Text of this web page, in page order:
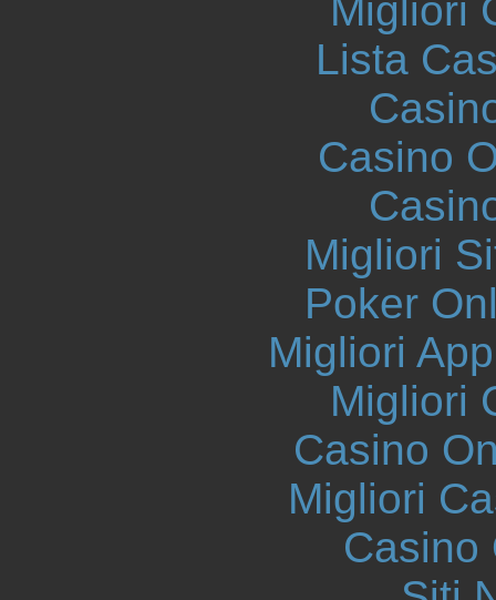
Migliori
Lista
Casino
Migliori
Poker
Migliori
Migliori
Casino
Migliori
Casino